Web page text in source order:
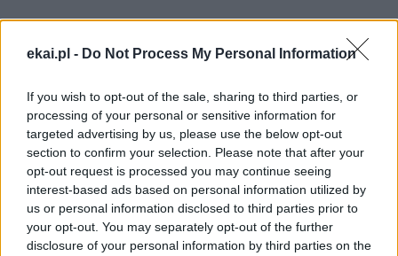
ekai.pl - Do Not Process My Personal Information
If you wish to opt-out of the sale, sharing to third parties, or
processing of your personal or sensitive information for
targeted advertising by us, please use the below opt-out
section to confirm your selection. Please note that after your
opt-out request is processed you may continue seeing
interest-based ads based on personal information utilized by
us or personal information disclosed to third parties prior to
your opt-out. You may separately opt-out of the further
disclosure of your personal information by third parties on the
1
2 3 4 5 …
139
Następna
Najnowsze